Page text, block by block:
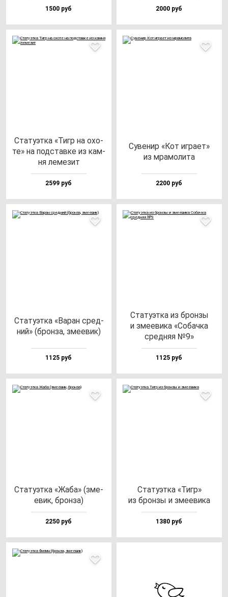
1500 руб 2000 руб
Ста­ту­эт­ка «Тигр на охо­
те» на под­став­ке из кам­
ня ле­ме­зит
2599 руб
Суве­нир «Кот иг­ра­ет»
из мра­мо­ли­та
2200 руб
Ста­ту­эт­ка «Варан сред­
ний» (брон­за, зме­евик)
1125 руб
Ста­ту­эт­ка из брон­зы
и зме­еви­ка «Собач­ка
сред­няя №9»
1125 руб
Ста­ту­эт­ка «Жаба» (зме­
евик, брон­за)
2250 руб
Ста­ту­эт­ка «Тигр»
из брон­зы и зме­еви­ка
1380 руб